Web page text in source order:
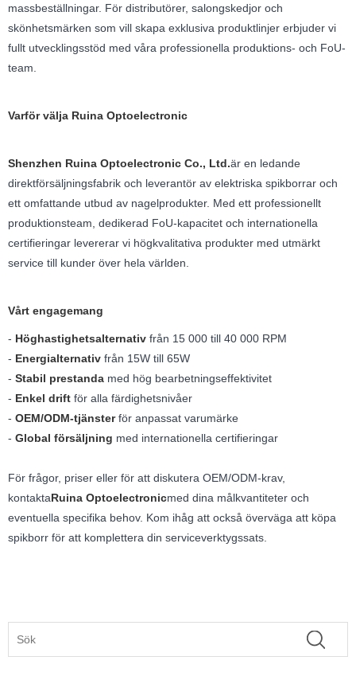
massbeställningar. För distributörer, salongskedjor och
skönhetsmärken som vill skapa exklusiva produktlinjer erbjuder vi
fullt utvecklingsstöd med våra professionella produktions- och FoU-
team.
Varför välja Ruina Optoelectronic
Shenzhen Ruina Optoelectronic Co., Ltd.är en ledande
direktförsäljningsfabrik och leverantör av elektriska spikborrar och
ett omfattande utbud av nagelprodukter. Med ett professionellt
produktionsteam, dedikerad FoU-kapacitet och internationella
certifieringar levererar vi högkvalitativa produkter med utmärkt
service till kunder över hela världen.
Vårt engagemang
- Höghastighetsalternativ från 15 000 till 40 000 RPM
- Energialternativ från 15W till 65W
- Stabil prestanda med hög bearbetningseffektivitet
- Enkel drift för alla färdighetsnivåer
- OEM/ODM-tjänsterför anpassat varumärke
- Global försäljning med internationella certifieringar
För frågor, priser eller för att diskutera OEM/ODM-krav,
kontaktaRuina Optoelectronicmed dina målkvantiteter och
eventuella specifika behov. Kom ihåg att också överväga att köpa
spikborr för att komplettera din serviceverktygssats.